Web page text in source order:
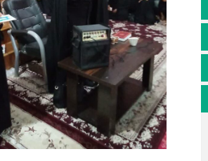
اینستاگرام
پخش زنده
اپلیکیشن بیرق